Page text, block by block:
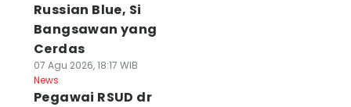
Russian Blue, Si
Bangsawan yang
Cerdas
07 Agu 2026, 18:17 WIB
News
Pegawai RSUD dr